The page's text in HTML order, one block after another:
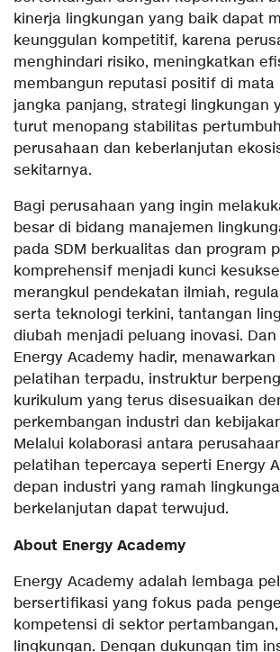
kinerja lingkungan yang baik dapat
keunggulan kompetitif, karena
menghindari risiko, meningkatkan
membangun reputasi positif di mata
jangka panjang, strategi lingkungan
turut menopang stabilitas
perusahaan dan keberlanjutan
sekitarnya.
Bagi perusahaan yang ingin
besar di bidang manajemen
pada SDM berkualitas dan program
komprehensif menjadi kunci
merangkul pendekatan ilmiah,
serta teknologi terkini, tantangan
diubah menjadi peluang inovasi.
Energy Academy hadir, menawarkan
pelatihan terpadu, instruktur
kurikulum yang terus disesuaikan
perkembangan industri dan
Melalui kolaborasi antara
pelatihan tepercaya seperti Energy
depan industri yang ramah
berkelanjutan dapat terwujud.
About Energy Academy
Energy Academy adalah lembaga
bersertifikasi yang fokus pada
kompetensi di sektor
lingkungan. Dengan dukungan tim